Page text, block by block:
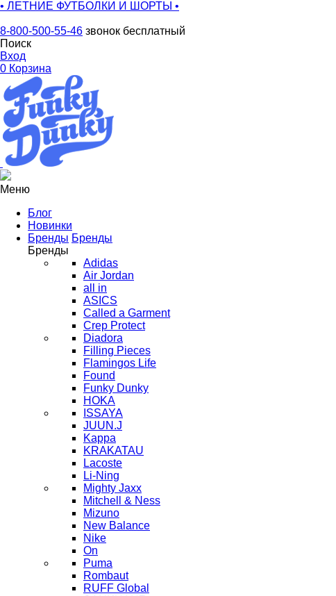
• ЛЕТНИЕ ФУТБОЛКИ И ШОРТЫ •
8-800-500-55-46 звонок бесплатный
Поиск
Вход
0 Корзина
Меню
Блог
Новинки
Бренды Бренды
Бренды
Adidas
Air Jordan
all in
ASICS
Called a Garment
Crep Protect
Diadora
Filling Pieces
Flamingos Life
Found
Funky Dunky
HOKA
ISSAYA
JUUN.J
Kappa
KRAKATAU
Lacoste
Li-Ning
Mighty Jaxx
Mitchell & Ness
Mizuno
New Balance
Nike
On
Puma
Rombaut
RUFF Global